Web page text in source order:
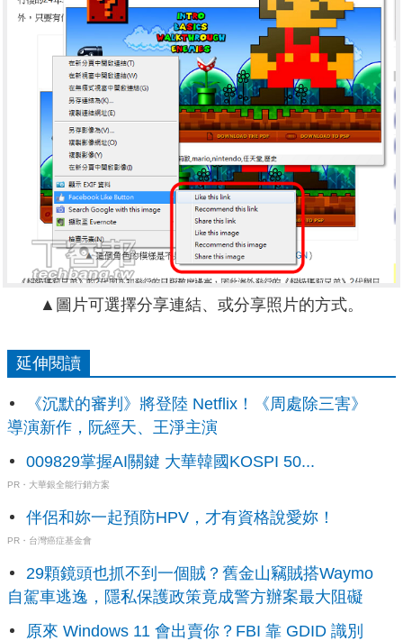
▲圖片可選擇分享連結、或分享照片的方式。
延伸閱讀
《沉默的審判》將登陸 Netflix！《周處除三害》
導演新作，阮經天、王淨主演
009829掌握AI關鍵 大華韓國KOSPI 50...
PR・大華銀全能行銷方案
伴侶和妳一起預防HPV，才有資格說愛妳！
PR・台灣癌症基金會
29顆鏡頭也抓不到一個賊？舊金山竊賊搭Waymo
自駕車逃逸，隱私保護政策竟成警方辦案最大阻礙
原來 Windows 11 會出賣你？FBI 靠 GDID 識別